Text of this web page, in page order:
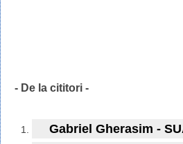
- De la cititori -
Gabriel Gherasim -